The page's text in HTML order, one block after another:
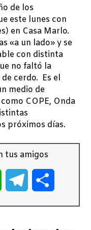
de los
este lunes con
en Casa Marlo.
«a un lado» y se
con distinta
no faltó la
cerdo. Es el
medio de
COPE, Onda
próximos días.
tus amigos
WhatsAppTelegram